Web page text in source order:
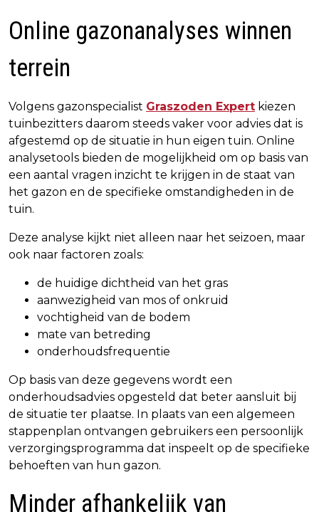
Online gazonanalyses winnen
terrein
Volgens gazonspecialist Graszoden Expert kiezen
tuinbezitters daarom steeds vaker voor advies dat is
afgestemd op de situatie in hun eigen tuin. Online
analysetools bieden de mogelijkheid om op basis van
een aantal vragen inzicht te krijgen in de staat van
het gazon en de specifieke omstandigheden in de
tuin.
Deze analyse kijkt niet alleen naar het seizoen, maar
ook naar factoren zoals:
de huidige dichtheid van het gras
aanwezigheid van mos of onkruid
vochtigheid van de bodem
mate van betreding
onderhoudsfrequentie
Op basis van deze gegevens wordt een
onderhoudsadvies opgesteld dat beter aansluit bij
de situatie ter plaatse. In plaats van een algemeen
stappenplan ontvangen gebruikers een persoonlijk
verzorgingsprogramma dat inspeelt op de specifieke
behoeften van hun gazon.
Minder afhankelijk van